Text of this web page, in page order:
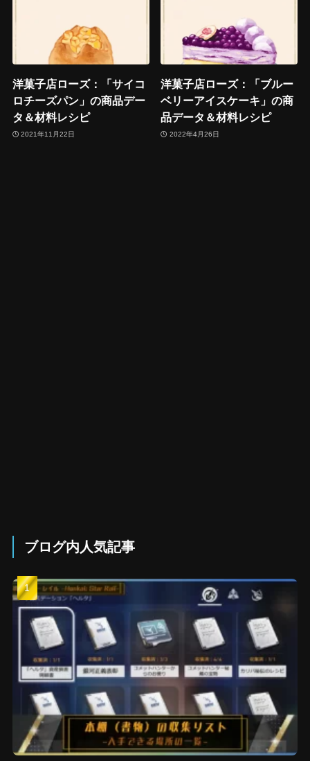
洋菓子店ローズ：「サイコ
ロチーズパン」の商品デー
タ＆材料レシピ
2021年11月22日
洋菓子店ローズ：「ブルー
ベリーアイスケーキ」の商
品データ＆材料レシピ
2022年4月26日
ブログ内人気記事